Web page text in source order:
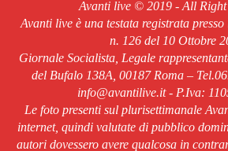
Avanti live © 2019 - All Right
Avanti live è una testata registrata
n. 126 del 10 Ottobre
Giornale Socialista, Legale
del Bufalo 138A, 00187 Roma –
info@avantilive.it - P.Iva:
Le foto presenti sul plurisettimanale
internet, quindi valutate di pubblico
autori dovessero avere qualcosa in